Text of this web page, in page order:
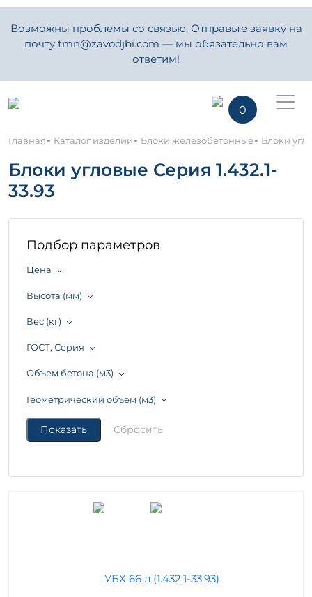
Возможны проблемы со связью. Отправьте заявку на
почту tmn@zavodjbi.com — мы обязательно вам
ответим!
0
Главная- Каталог изделий- Блоки железобетонные- Блоки
Блоки угловые Серия 1.432.1-
33.93
Подбор параметров
Цена
Высота (мм)
Вес (кг)
ГОСТ, Серия
Объем бетона (м3)
Геометрический объем (м3)